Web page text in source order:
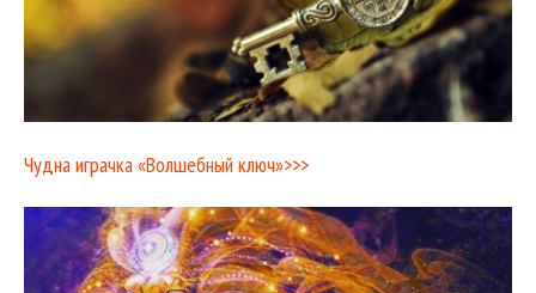
Чудна играчка «Волшебный ключ»>>>